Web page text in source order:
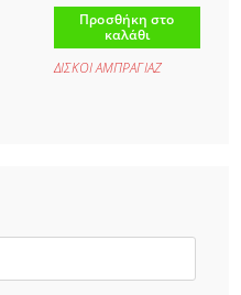
Προσθήκη στο
καλάθι
ΔΙΣΚΟΙ ΑΜΠΡΑΓΙΑΖ